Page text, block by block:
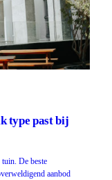
type past bij
De beste
aanbod